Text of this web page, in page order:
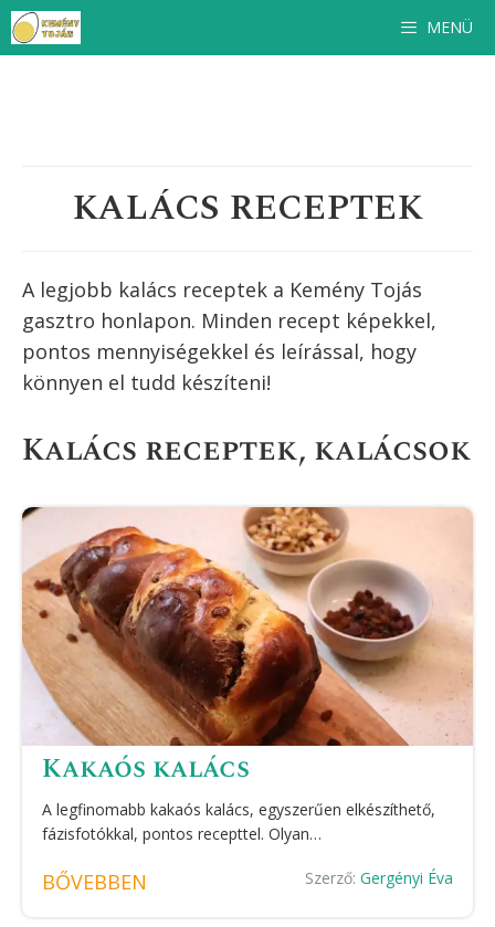
Kilépés
MENÜ
KALÁCS RECEPTEK
A legjobb kalács receptek a Kemény Tojás
gasztro honlapon. Minden recept képekkel,
pontos mennyiségekkel és leírással, hogy
könnyen el tudd készíteni!
Kalács receptek, kalácsok
Kakaós kalács
A legfinomabb kakaós kalács, egyszerűen elkészíthető,
fázisfotókkal, pontos recepttel. Olyan…
BŐVEBBEN Szerző: Gergényi Éva